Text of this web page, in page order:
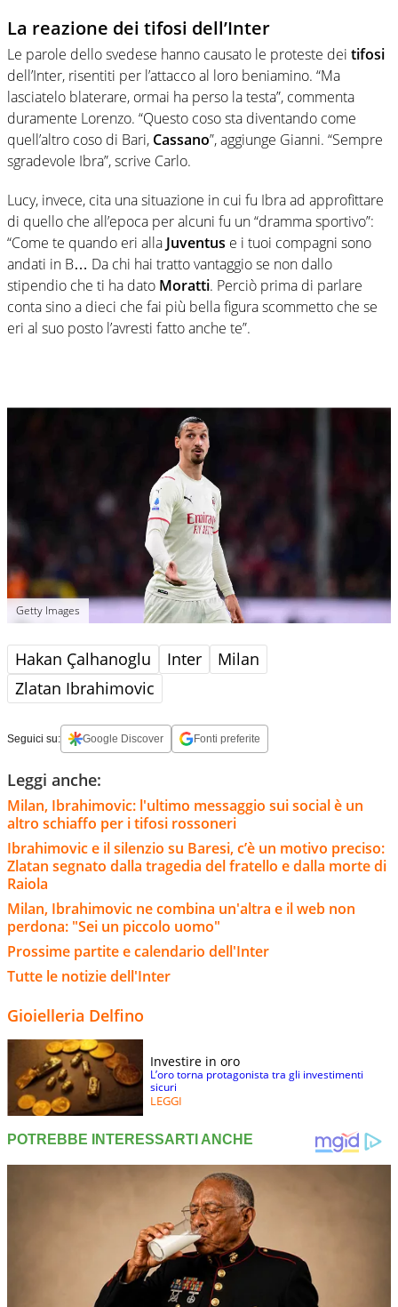
La reazione dei tifosi dell’Inter
Le parole dello svedese hanno causato le proteste dei tifosi
dell’Inter, risentiti per l’attacco al loro beniamino. “Ma
lasciatelo blaterare, ormai ha perso la testa”, commenta
duramente Lorenzo. “Questo coso sta diventando come
quell’altro coso di Bari, Cassano”, aggiunge Gianni. “Sempre
sgradevole Ibra”, scrive Carlo.
Lucy, invece, cita una situazione in cui fu Ibra ad approfittare
di quello che all’epoca per alcuni fu un “dramma sportivo”:
“Come te quando eri alla Juventus e i tuoi compagni sono
andati in B… Da chi hai tratto vantaggio se non dallo
stipendio che ti ha dato Moratti. Perciò prima di parlare
conta sino a dieci che fai più bella figura scommetto che se
eri al suo posto l’avresti fatto anche te”.
Getty Images
Hakan Çalhanoglu Inter
Milan
Zlatan Ibrahimovic
Seguici su: Google Discover Fonti preferite
Leggi anche:
Milan, Ibrahimovic: l'ultimo messaggio sui social è un
altro schiaffo per i tifosi rossoneri
Ibrahimovic e il silenzio su Baresi, c’è un motivo preciso:
Zlatan segnato dalla tragedia del fratello e dalla morte di
Raiola
Milan, Ibrahimovic ne combina un'altra e il web non
perdona: "Sei un piccolo uomo"
Prossime partite e calendario dell'Inter
Tutte le notizie dell'Inter
Gioielleria Delfino
Investire in oro
L’oro torna protagonista tra gli investimenti
sicuri
LEGGI